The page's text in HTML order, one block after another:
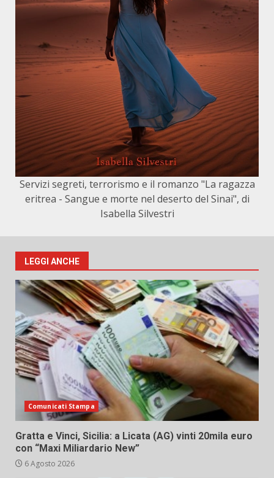
Servizi segreti, terrorismo e il romanzo "La ragazza
eritrea - Sangue e morte nel deserto del Sinai", di
Isabella Silvestri
LEGGI ANCHE
Comunicati Stampa
Gratta e Vinci, Sicilia: a Licata (AG) vinti 20mila euro
con “Maxi Miliardario New”
6 Agosto 2026